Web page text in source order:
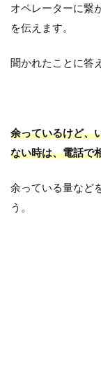
オペレーターに繋
を伝えます。
聞かれたことに答
余っているけど、
ない時は、電話で
余っている量など
う。